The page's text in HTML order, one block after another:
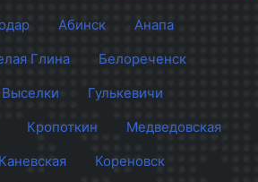
Абинск
Анапа
Глина
Белореченск
Выселки
Гулькевичи
Кропоткин
Медведовская
Каневская
Кореновск